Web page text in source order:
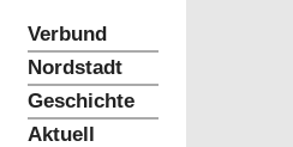
Verbund
Nordstadt
Geschichte
Aktuell